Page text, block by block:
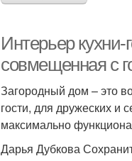
Интерьер
совмещенная с
Загородный дом – это
гости, для дружеских и
максимально
Дарья Дубкова